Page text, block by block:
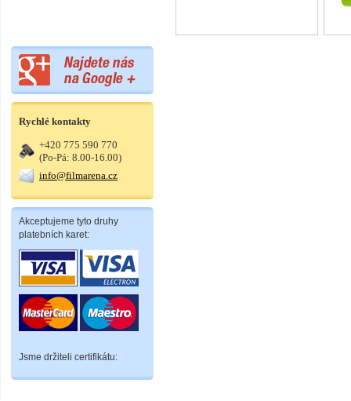
Rychlé kontakty
+420 775 590 770
(Po-Pá: 8.00-16.00)
info@filmarena.cz
Akceptujeme tyto druhy
platebních karet:
Jsme držiteli certifikátu: